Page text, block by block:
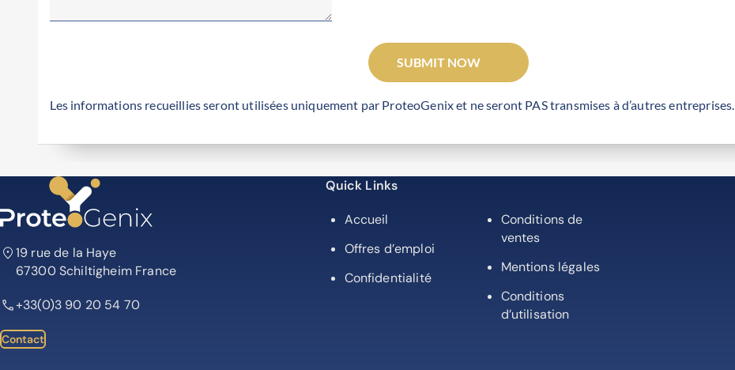
SUBMIT NOW
Les informations recueillies seront utilisées uniquement par ProteoGenix et ne seront PAS transmises à d’autres entreprises.
19 rue de la Haye
67300 Schiltigheim France
+33(0)3 90 20 54 70
Contact
Quick Links
Accueil
Offres d’emploi
Confidentialité
Conditions de
ventes
Mentions légales
Conditions
d’utilisation